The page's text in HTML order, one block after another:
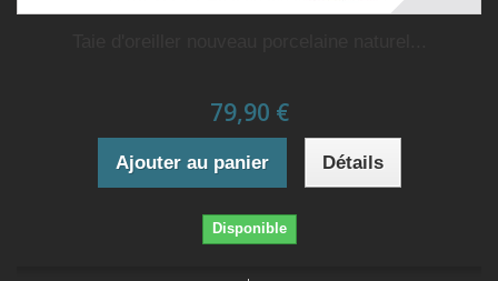
79,90 €
Ajouter au panier Détails
Disponible